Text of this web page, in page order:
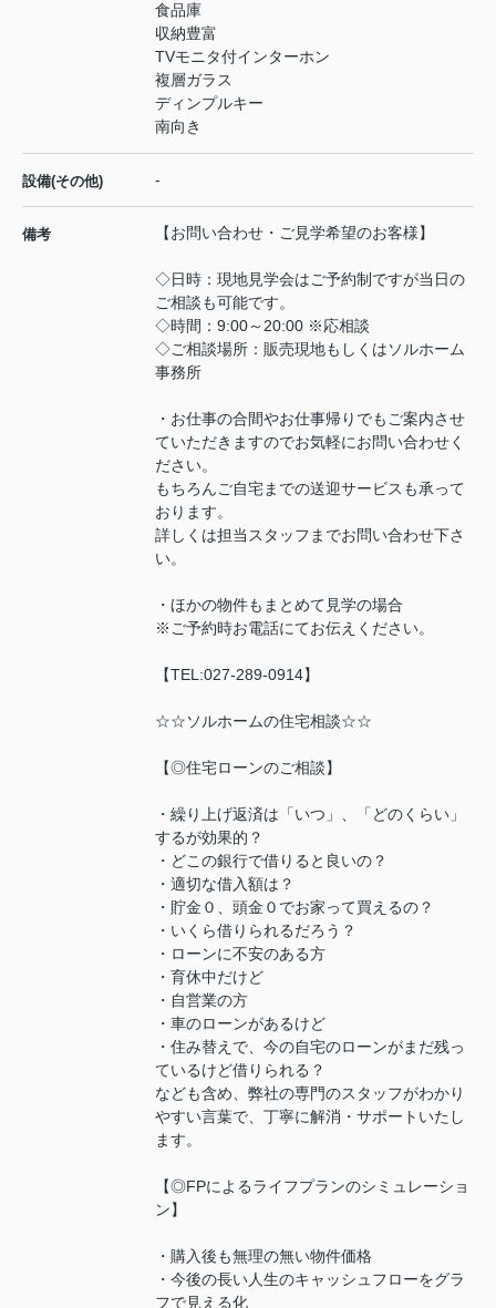
食品庫
収納豊富
TVモニタ付インターホン
複層ガラス
ディンプルキー
南向き
設備(その他) -
備考 【お問い合わせ・ご見学希望のお客様】
◇日時：現地見学会はご予約制ですが当日の
ご相談も可能です。
◇時間：9:00～20:00 ※応相談
◇ご相談場所：販売現地もしくはソルホーム
事務所
・お仕事の合間やお仕事帰りでもご案内させ
ていただきますのでお気軽にお問い合わせく
ださい。
もちろんご自宅までの送迎サービスも承って
おります。
詳しくは担当スタッフまでお問い合わせ下さ
い。
・ほかの物件もまとめて見学の場合
※ご予約時お電話にてお伝えください。
【TEL:027-289-0914】
☆☆ソルホームの住宅相談☆☆
【◎住宅ローンのご相談】
・繰り上げ返済は「いつ」、「どのくらい」
するが効果的？
・どこの銀行で借りると良いの？
・適切な借入額は？
・貯金０、頭金０でお家って買えるの？
・いくら借りられるだろう？
・ローンに不安のある方
・育休中だけど
・自営業の方
・車のローンがあるけど
・住み替えで、今の自宅のローンがまだ残っ
ているけど借りられる？
なども含め、弊社の専門のスタッフがわかり
やすい言葉で、丁寧に解消・サポートいたし
ます。
【◎FPによるライフプランのシミュレーショ
ン】
・購入後も無理の無い物件価格
・今後の長い人生のキャッシュフローをグラ
フで見える化